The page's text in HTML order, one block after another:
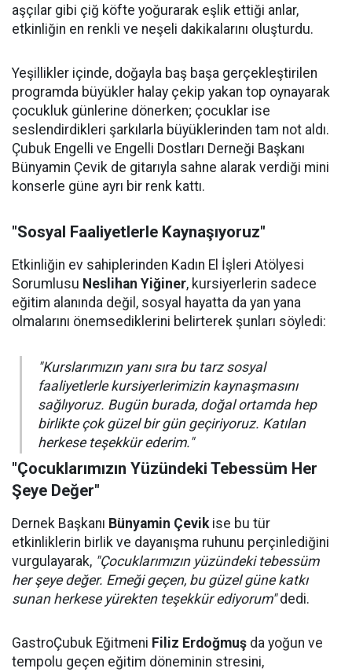
aşçılar gibi çiğ köfte yoğurarak eşlik ettiği anlar,
etkinliğin en renkli ve neşeli dakikalarını oluşturdu.
Yeşillikler içinde, doğayla baş başa gerçekleştirilen
programda büyükler halay çekip yakan top oynayarak
çocukluk günlerine dönerken; çocuklar ise
seslendirdikleri şarkılarla büyüklerinden tam not aldı.
Çubuk Engelli ve Engelli Dostları Derneği Başkanı
Bünyamin Çevik de gitarıyla sahne alarak verdiği mini
konserle güne ayrı bir renk kattı.
"Sosyal Faaliyetlerle Kaynaşıyoruz"
Etkinliğin ev sahiplerinden Kadın El İşleri Atölyesi
Sorumlusu Neslihan Yiğiner, kursiyerlerin sadece
eğitim alanında değil, sosyal hayatta da yan yana
olmalarını önemsediklerini belirterek şunları söyledi:
"Kurslarımızın yanı sıra bu tarz sosyal
faaliyetlerle kursiyerlerimizin kaynaşmasını
sağlıyoruz. Bugün burada, doğal ortamda hep
birlikte çok güzel bir gün geçiriyoruz. Katılan
herkese teşekkür ederim."
"Çocuklarımızın Yüzündeki Tebessüm Her
Şeye Değer"
Dernek Başkanı Bünyamin Çevikise bu tür
etkinliklerin birlik ve dayanışma ruhunu perçinlediğini
vurgulayarak, "Çocuklarımızın yüzündeki tebessüm
her şeye değer. Emeği geçen, bu güzel güne katkı
sunan herkese yürekten teşekkür ediyorum"dedi.
GastroÇubuk Eğitmeni Filiz Erdoğmuş da yoğun ve
tempolu geçen eğitim döneminin stresini,